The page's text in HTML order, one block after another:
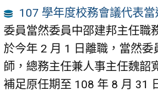
107 學年度校務會議代表當
委員當然委員中邵建邦主任職
於今年 2 月 1 日離職，當然
師，總務主任兼人事主任魏韶
補足原任期至 108 年 8 月 31